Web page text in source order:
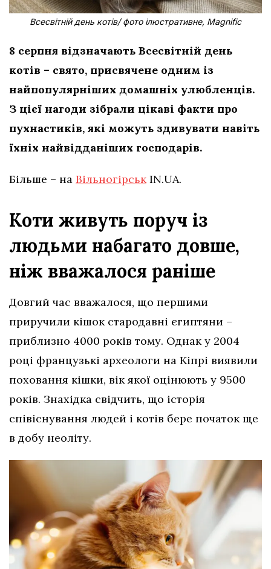
Всесвітній день котів/ фото ілюстративне, Magnific
8 серпня відзначають Всесвітній день
котів – свято, присвячене одним із
найпопулярніших домашніх улюбленців.
З цієї нагоди зібрали цікаві факти про
пухнастиків, які можуть здивувати навіть
їхніх найвідданіших господарів.
Більше – на Вільногірськ IN.UA.
Коти живуть поруч із
людьми набагато довше,
ніж вважалося раніше
Довгий час вважалося, що першими
приручили кішок стародавні єгиптяни –
приблизно 4000 років тому. Однак у 2004
році французькі археологи на Кіпрі виявили
поховання кішки, вік якої оцінюють у 9500
років. Знахідка свідчить, що історія
співіснування людей і котів бере початок ще
в добу неоліту.